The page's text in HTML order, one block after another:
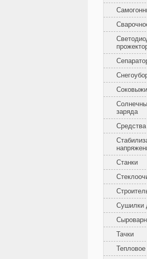
заряда
Станки
Сушилки
Тачки